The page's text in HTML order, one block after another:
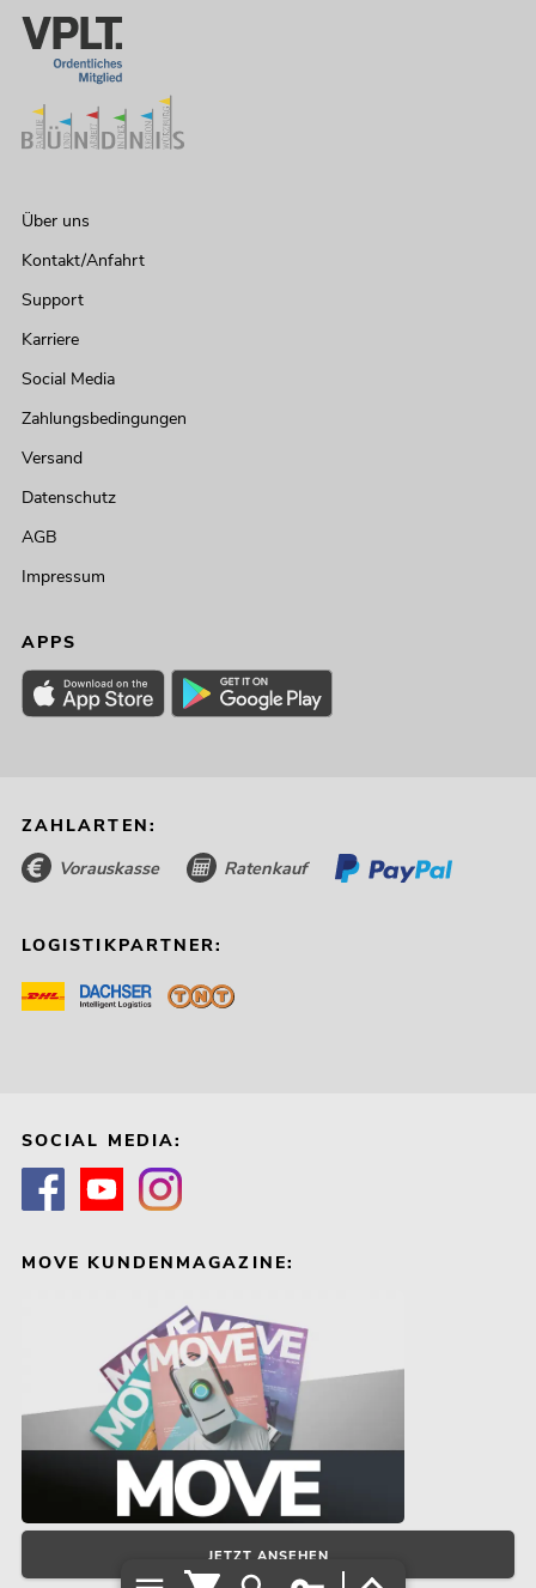
Über uns
Kontakt/Anfahrt
Support
Karriere
Social Media
Zahlungsbedingungen
Versand
Datenschutz
AGB
Impressum
APPS
ZAHLARTEN:
Vorauskasse Ratenkauf
LOGISTIKPARTNER:
SOCIAL MEDIA:
MOVE KUNDENMAGAZINE:
JETZT ANSEHEN